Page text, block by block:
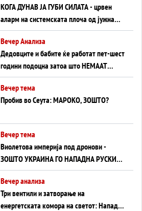
КОГА ДУНАВ ЈА ГУБИ СИЛАТА - црвен
аларм на системската плоча од јужна
Германија до Црното Море...
Вечер Анализа
Дедовците и бабите ќе работат пет-шест
години подоцна затоа што НЕМААТ
ВНУЦИ ДА ГИ ЗАМЕНАТ
Вечер тема
Пробив во Сеута: МАРОКО, ЗОШТО?
Вечер тема
Виолетова империја под дронови -
ЗОШТО УКРАИНА ГО НАПАДНА РУСКИОТ
WILDBERRIES
Вечер анализа
Три вентили и затворање на
енергетската комора на светот: Нападот